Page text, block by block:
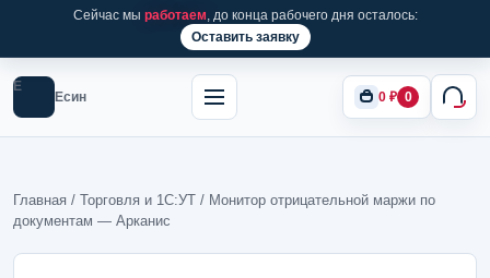
Сейчас мы работаем, до конца рабочего дня осталось:
Оставить заявку
Е
Есин 0 ₽ 0
Главная / Торговля и 1С:УТ / Монитор отрицательной маржи по
документам — Арканис